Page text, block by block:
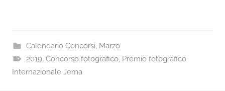
Calendario Concorsi, Marzo
2019, Concorso fotografico, Premio fotografico
Internazionale Jema